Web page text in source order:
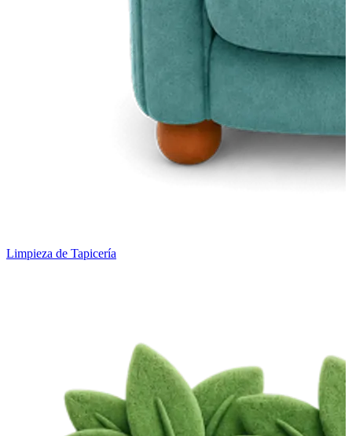
Limpieza de Tapicería